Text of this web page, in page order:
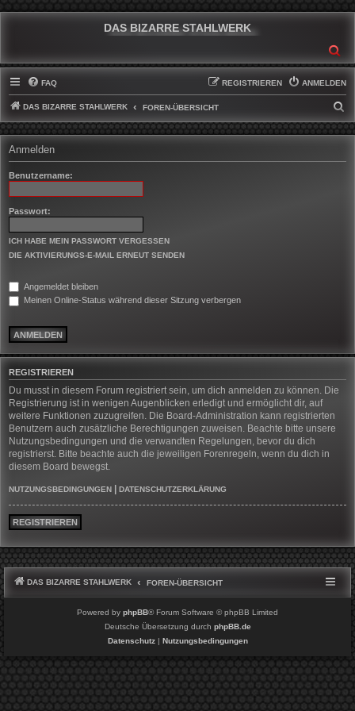
DAS BIZARRE STAHLWERK
FAQ ANMELDEN
REGISTRIEREN
DAS BIZARRE STAHLWERK FOREN-ÜBERSICHT
U
H
Anmelden
Benutzername:
Passwort:
ICH HABE MEIN PASSWORT VERGESSEN
DIE AKTIVIERUNGS-E-MAIL ERNEUT SENDEN
Angemeldet bleiben
Meinen Online-Status während dieser Sitzung verbergen
REGISTRIEREN
Du musst in diesem Forum registriert sein, um dich anmelden zu können. Die
Registrierung ist in wenigen Augenblicken erledigt und ermöglicht dir, auf
weitere Funktionen zuzugreifen. Die Board-Administration kann registrierten
Benutzern auch zusätzliche Berechtigungen zuweisen. Beachte bitte unsere
Nutzungsbedingungen und die verwandten Regelungen, bevor du dich
registrierst. Bitte beachte auch die jeweiligen Forenregeln, wenn du dich in
diesem Board bewegst.
NUTZUNGSBEDINGUNGEN DATENSCHUTZERKLÄRUNG
REGISTRIEREN
DAS BIZARRE STAHLWERK FOREN-ÜBERSICHT
Powered by phpBB® Forum Software © phpBB Limited
Deutsche Übersetzung durch phpBB.de
Datenschutz| Nutzungsbedingungen